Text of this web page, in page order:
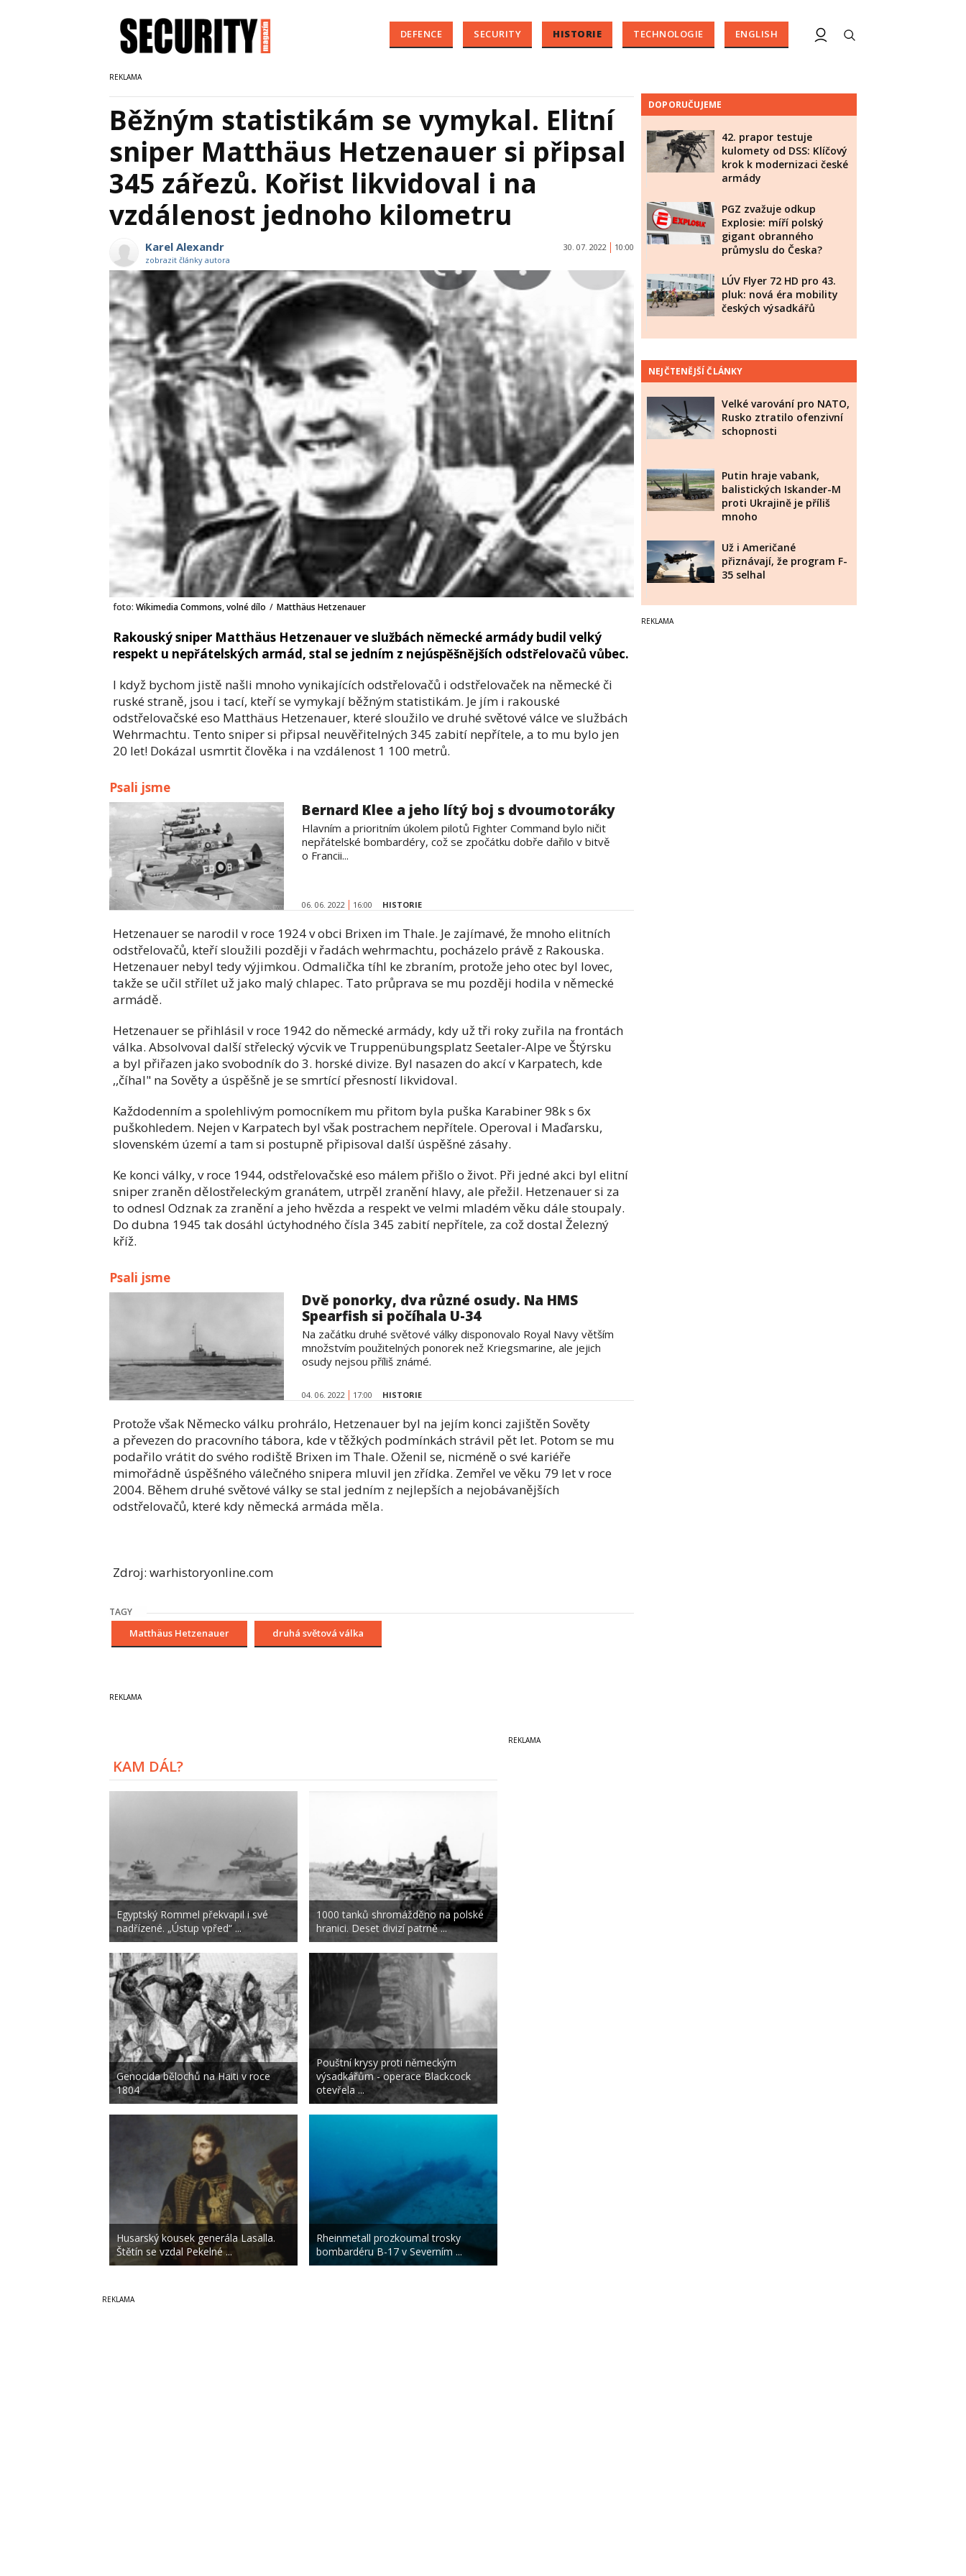
DEFENCE SECURITY HISTORIE TECHNOLOGIE ENGLISH
Běžným statistikám se vymykal. Elitní
sniper Matthäus Hetzenauer si připsal
345 zářezů. Kořist likvidoval i na
vzdálenost jednoho kilometru
Karel Alexandr
zobrazit články autora
30. 07. 2022 10:00
foto: Wikimedia Commons, volné dílo / Matthäus Hetzenauer
Rakouský sniper Matthäus Hetzenauer ve službách německé armády budil velký
respekt u nepřátelských armád, stal se jedním z nejúspěšnějších odstřelovačů vůbec.
I když bychom jistě našli mnoho vynikajících odstřelovačů i odstřelovaček na německé či
ruské straně, jsou i tací, kteří se vymykají běžným statistikám. Je jím i rakouské
odstřelovačské eso Matthäus Hetzenauer, které sloužilo ve druhé světové válce ve službách
Wehrmachtu. Tento sniper si připsal neuvěřitelných 345 zabití nepřítele, a to mu bylo jen
20 let! Dokázal usmrtit člověka i na vzdálenost 1 100 metrů.
Psali jsme
Bernard Klee a jeho lítý boj s dvoumotoráky
Hlavním a prioritním úkolem pilotů Fighter Command bylo ničit
nepřátelské bombardéry, což se zpočátku dobře dařilo v bitvě
o Francii...
06. 06. 2022 16:00 HISTORIE
Hetzenauer se narodil v roce 1924 v obci Brixen im Thale. Je zajímavé, že mnoho elitních
odstřelovačů, kteří sloužili později v řadách wehrmachtu, pocházelo právě z Rakouska.
Hetzenauer nebyl tedy výjimkou. Odmalička tíhl ke zbraním, protože jeho otec byl lovec,
takže se učil střílet už jako malý chlapec. Tato průprava se mu později hodila v německé
armádě.
Hetzenauer se přihlásil v roce 1942 do německé armády, kdy už tři roky zuřila na frontách
válka. Absolvoval další střelecký výcvik ve Truppenübungsplatz Seetaler-Alpe ve Štýrsku
a byl přiřazen jako svobodník do 3. horské divize. Byl nasazen do akcí v Karpatech, kde
,,číhal" na Sověty a úspěšně je se smrtící přesností likvidoval.
Každodenním a spolehlivým pomocníkem mu přitom byla puška Karabiner 98k s 6x
puškohledem. Nejen v Karpatech byl však postrachem nepřítele. Operoval i Maďarsku,
slovenském území a tam si postupně připisoval další úspěšné zásahy.
Ke konci války, v roce 1944, odstřelovačské eso málem přišlo o život. Při jedné akci byl elitní
sniper zraněn dělostřeleckým granátem, utrpěl zranění hlavy, ale přežil. Hetzenauer si za
to odnesl Odznak za zranění a jeho hvězda a respekt ve velmi mladém věku dále stoupaly.
Do dubna 1945 tak dosáhl úctyhodného čísla 345 zabití nepřítele, za což dostal Železný
kříž.
Psali jsme
Dvě ponorky, dva různé osudy. Na HMS
Spearfish si počíhala U-34
Na začátku druhé světové války disponovalo Royal Navy větším
množstvím použitelných ponorek než Kriegsmarine, ale jejich
osudy nejsou příliš známé.
04. 06. 2022 17:00 HISTORIE
Protože však Německo válku prohrálo, Hetzenauer byl na jejím konci zajištěn Sověty
a převezen do pracovního tábora, kde v těžkých podmínkách strávil pět let. Potom se mu
podařilo vrátit do svého rodiště Brixen im Thale. Oženil se, nicméně o své kariéře
mimořádně úspěšného válečného snipera mluvil jen zřídka. Zemřel ve věku 79 let v roce
2004. Během druhé světové války se stal jedním z nejlepších a nejobávanějších
odstřelovačů, které kdy německá armáda měla.
Zdroj: warhistoryonline.com
TAGY
Matthäus Hetzenauer druhá světová válka
DOPORUČUJEME
42. prapor testuje
kulomety od DSS: Klíčový
krok k modernizaci české
armády
PGZ zvažuje odkup
Explosie: míří polský
gigant obranného
průmyslu do Česka?
LÚV Flyer 72 HD pro 43.
pluk: nová éra mobility
českých výsadkářů
NEJČTENĚJŠÍ ČLÁNKY
Velké varování pro NATO,
Rusko ztratilo ofenzivní
schopnosti
Putin hraje vabank,
balistických Iskander-M
proti Ukrajině je příliš
mnoho
Už i Američané
přiznávají, že program F-
35 selhal
KAM DÁL?
Egyptský Rommel překvapil i své
nadřízené. „Ústup vpřed“ ...
Genocida bělochů na Haiti v roce
1804
Husarský kousek generála Lasalla.
Štětín se vzdal Pekelné ...
1000 tanků shromážděno na polské
hranici. Deset divizí patrně ...
Pouštní krysy proti německým
výsadkářům - operace Blackcock
otevřela ...
Rheinmetall prozkoumal trosky
bombardéru B-17 v Severním ...